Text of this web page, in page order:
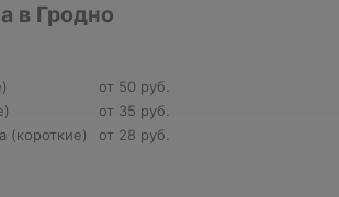
в Гродно
от 50 руб.
от 35 руб.
(короткие)
от 28 руб.